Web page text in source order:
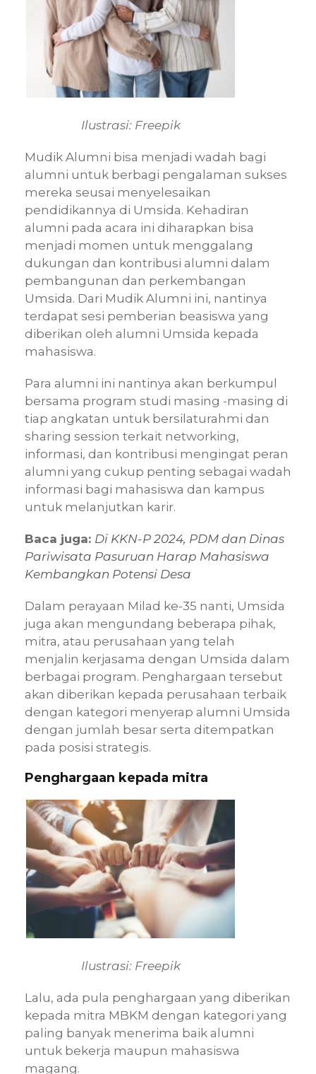
Ilustrasi: Freepik
Mudik Alumni bisa menjadi wadah bagi
alumni untuk berbagi pengalaman sukses
mereka seusai menyelesaikan
pendidikannya di Umsida. Kehadiran
alumni pada acara ini diharapkan bisa
menjadi momen untuk menggalang
dukungan dan kontribusi alumni dalam
pembangunan dan perkembangan
Umsida. Dari Mudik Alumni ini, nantinya
terdapat sesi pemberian beasiswa yang
diberikan oleh alumni Umsida kepada
mahasiswa.
Para alumni ini nantinya akan berkumpul
bersama program studi masing -masing di
tiap angkatan untuk bersilaturahmi dan
sharing session terkait networking,
informasi, dan kontribusi mengingat peran
alumni yang cukup penting sebagai wadah
informasi bagi mahasiswa dan kampus
untuk melanjutkan karir.
Baca juga: Di KKN-P 2024, PDM dan Dinas
Pariwisata Pasuruan Harap Mahasiswa
Kembangkan Potensi Desa
Dalam perayaan Milad ke-35 nanti, Umsida
juga akan mengundang beberapa pihak,
mitra, atau perusahaan yang telah
menjalin kerjasama dengan Umsida dalam
berbagai program. Penghargaan tersebut
akan diberikan kepada perusahaan terbaik
dengan kategori menyerap alumni Umsida
dengan jumlah besar serta ditempatkan
pada posisi strategis.
Penghargaan kepada mitra
Ilustrasi: Freepik
Lalu, ada pula penghargaan yang diberikan
kepada mitra MBKM dengan kategori yang
paling banyak menerima baik alumni
untuk bekerja maupun mahasiswa
magang.